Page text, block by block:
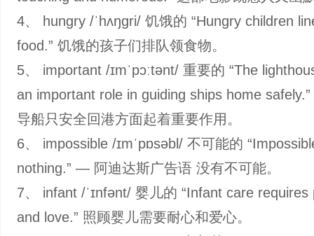
4、 hungry /ˈhʌŋɡri/ 饥饿的 “Hungry children
food.” 饥饿的孩子们排队领食物。
5、 important /ɪmˈpɔːtənt/ 重要的 “The
an important role in guiding ships home
导船只安全回港方面起着重要作用。
6、 impossible /ɪmˈpɒsəbl/ 不可能的
nothing.” — 阿迪达斯广告语 没有不可能。
7、 infant /ˈɪnfənt/ 婴儿的 “Infant care requires
and love.” 照顾婴儿需要耐心和爱心。